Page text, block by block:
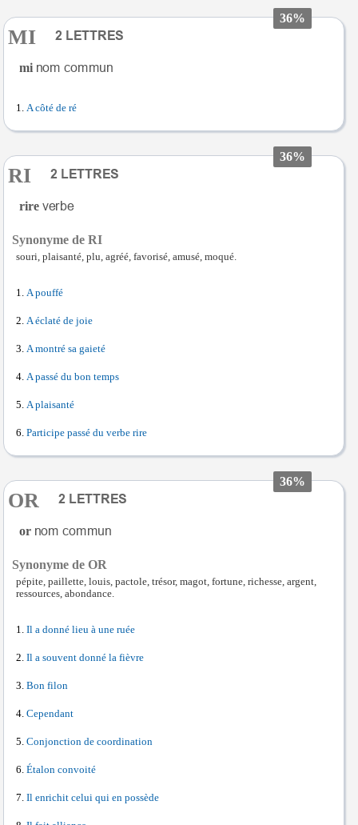
36%
MI
mi
A côté de ré
36%
RI
rire
Synonyme de RI
souri, plaisanté, plu, agréé, favorisé, amusé, moqué.
A pouffé
A éclaté de joie
A montré sa gaieté
A passé du bon temps
A plaisanté
Participe passé du verbe rire
36%
OR
or
Synonyme de OR
pépite, paillette, louis, pactole, trésor, magot, fortune, richesse, argent,
ressources, abondance.
Il a donné lieu à une ruée
Il a souvent donné la fièvre
Bon filon
Cependant
Conjonction de coordination
Étalon convoité
Il enrichit celui qui en possède